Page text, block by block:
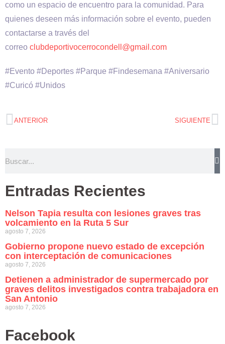
como un espacio de encuentro para la comunidad. Para
quienes deseen más información sobre el evento, pueden
contactarse a través del
correo clubdeportivocerrocondell@gmail.com
#Evento #Deportes #Parque #Findesemana #Aniversario
#Curicó #Unidos
ANTERIOR SIGUIENTE
Entradas Recientes
Nelson Tapia resulta con lesiones graves tras
volcamiento en la Ruta 5 Sur
agosto 7, 2026
Gobierno propone nuevo estado de excepción
con interceptación de comunicaciones
agosto 7, 2026
Detienen a administrador de supermercado por
graves delitos investigados contra trabajadora en
San Antonio
agosto 7, 2026
Facebook